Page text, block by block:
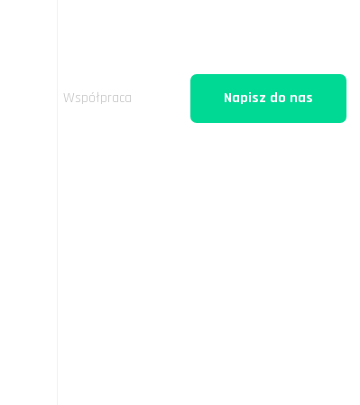
Współpraca Napisz do nas